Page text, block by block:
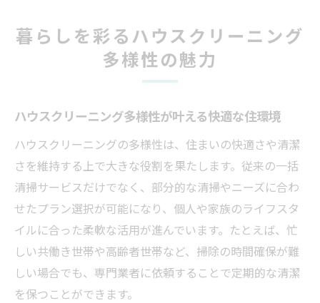
暮らしに合うハウスクリーニング活用法を
清潔と安心を両立するハウスクリーニング
多様性
工夫
ハウスクリーニング選びで重視すべき安心
業者選びで迷う理由とハウスクリーニング
の工夫
口コミ活用でハウスクリーニング選択の不
安解消
暮らしを彩るハウスクリーニング
多様性の魅力
ハウスクリーニング多様性が叶える快適な住環境
ハウスクリーニングの多様性は、住まいの快適さや清潔
さを維持する上で大きな役割を果たします。従来の一括
清掃サービスだけでなく、部分的な清掃やニーズに合わ
せたプラン選択が可能になり、個人や家族のライフスタ
イルに合った柔軟な活用が進んでいます。たとえば、忙
しい共働き世帯や高齢者世帯など、掃除の時間確保が難
しい場合でも、専門業者に依頼することで定期的な清潔
を保つことができます。